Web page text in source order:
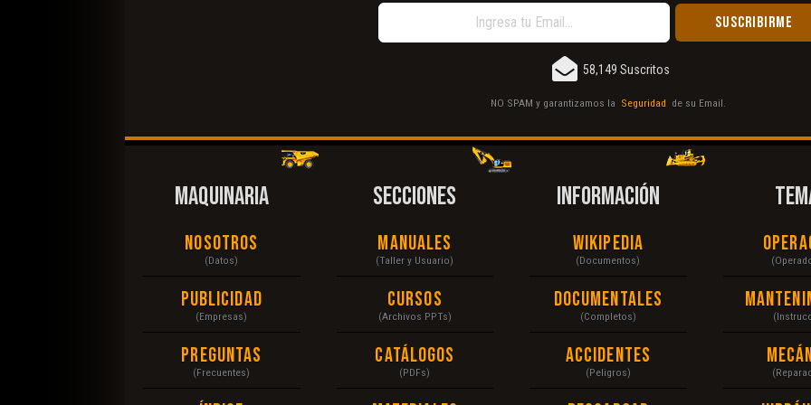
58,149 Suscritos
NO SPAM y garantizamos la Seguridad de su Email.
MAQUINARIA
Nosotros
(Datos)
Publicidad
(Empresas)
Preguntas
(Frecuentes)
SECCIONES
Manuales
(Taller y Usuario)
Cursos
(Archivos PPTs)
Catálogos
(PDFs)
INFORMACIÓN
Wikipedia
(Documentos)
Documentales
(Completos)
Accidentes
(Peligros)